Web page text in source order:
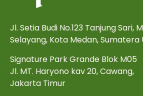
Jl. Setia Budi No.123 Tanjung
Selayang, Kota Medan, Sumatera
Signature Park Grande Blok M05
Jl. MT. Haryono kav 20, Cawang,
Jakarta Timur